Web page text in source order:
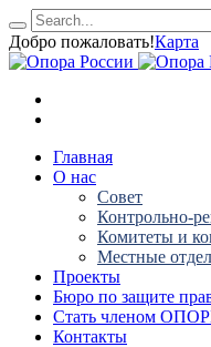
Добро пожаловать!Карта
Главная
О нас
Совет
Контрольно-
Комитеты и
Местные
Проекты
Бюро по защите
Стать членом
Контакты